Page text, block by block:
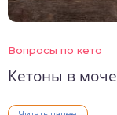
Вопросы по кето
Кетоны в моче